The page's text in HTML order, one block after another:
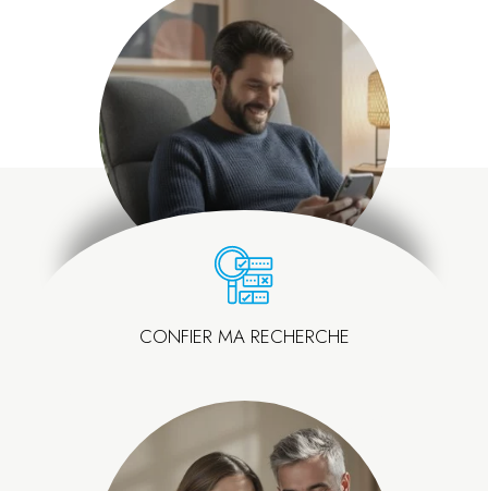
CONFIER MA RECHERCHE